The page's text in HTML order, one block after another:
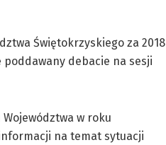
Świętokrzyskiego za 2018
debacie na sesji
w roku
na temat sytuacji